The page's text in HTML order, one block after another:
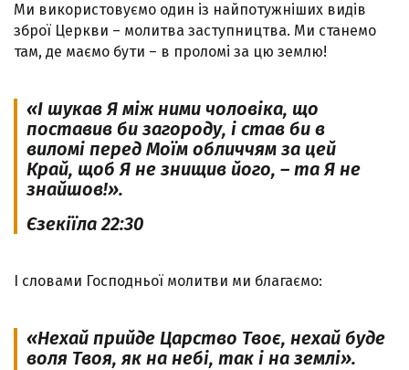
Ми використовуємо один із найпотужніших видів
зброї Церкви – молитва заступництва. Ми станемо
там, де маємо бути – в проломі за цю землю!
«І шукав Я між ними чоловіка, що
поставив би загороду, і став би в
виломі перед Моїм обличчям за цей
Край, щоб Я не знищив його, – та Я не
знайшов!».
Єзекіїла 22:30
І словами Господньої молитви ми благаємо:
«Нехай прийде Царство Твоє, нехай буде
воля Твоя, як на небі, так і на землі».